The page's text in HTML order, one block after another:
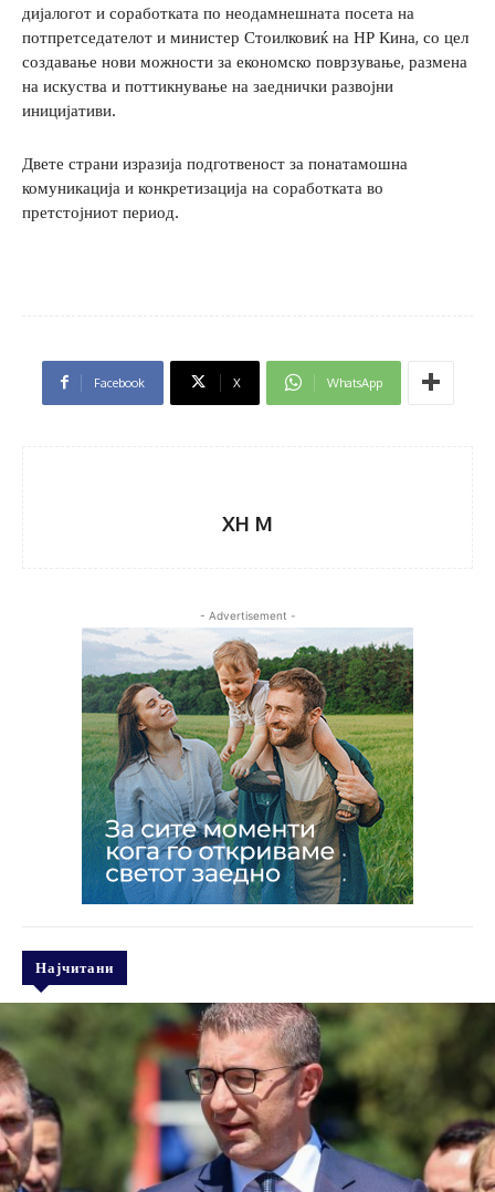
дијалогот и соработката по неодамнешната посета на
потпретседателот и министер Стоилковиќ на НР Кина, со цел
создавање нови можности за економско поврзување, размена
на искуства и поттикнување на заеднички развојни
иницијативи.
Двете страни изразија подготвеност за понатамошна
комуникација и конкретизација на соработката во
претстојниот период.
Facebook X WhatsApp
XH M
- Advertisement -
Најчитани